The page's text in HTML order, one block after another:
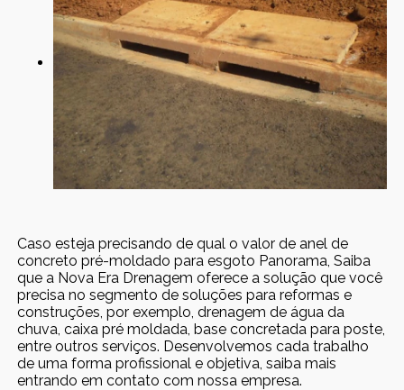
Caso esteja precisando de qual o valor de anel de
concreto pré-moldado para esgoto Panorama, Saiba
que a Nova Era Drenagem oferece a solução que você
precisa no segmento de soluções para reformas e
construções, por exemplo, drenagem de água da
chuva, caixa pré moldada, base concretada para poste,
entre outros serviços. Desenvolvemos cada trabalho
de uma forma profissional e objetiva, saiba mais
entrando em contato com nossa empresa.